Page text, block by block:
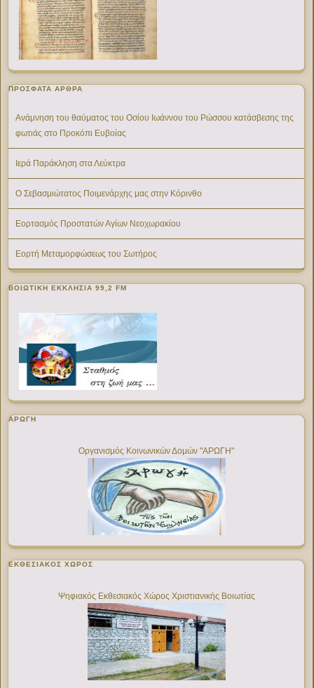
ΠΡΌΣΦΑΤΑ ΆΡΘΡΑ
Ανάμνηση του θαύματος του Οσίου Ιωάννου του Ρώσσου κατάσβεσης της
φωτιάς στο Προκόπι Ευβοίας
Ιερά Παράκληση στα Λεύκτρα
Ο Σεβασμιώτατος Ποιμενάρχης μας στην Κόρινθο
Εορτασμός Προστατών Αγίων Νεοχωρακίου
Εορτή Μεταμορφώσεως του Σωτήρος
ΒΟΙΩΤΙΚΉ ΕΚΚΛΗΣΊΑ 99,2 FM
ΑΡΩΓΗ
Οργανισμός Κοινωνικών Δομών "ΑΡΩΓΗ"
ΕΚΘΕΣΙΑΚΌΣ ΧΏΡΟΣ
Ψηφιακός Εκθεσιακός Χώρος Χριστιανικής Βοιωτίας